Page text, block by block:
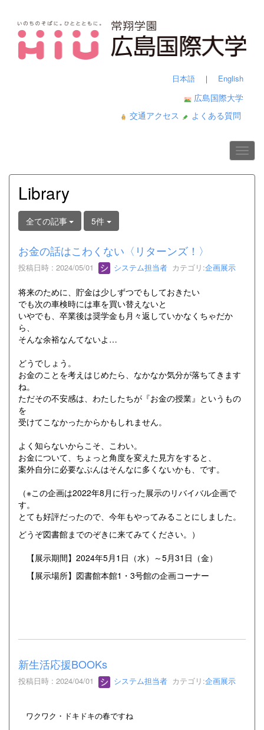
日本語 ｜ English
広島国際大学
交通アクセス
よくある質問
Library
全ての記事 5件
お金の話はこわくない〈リターンズ！〉
投稿日時 : 2024/05/01 システム担当者 カテゴリ:企画展示
将来のために、貯金は少しずつでもしておきたい
でも次の車検時には車を買い替えないと
いやでも、卒業後は奨学金も月々返していかなくちゃだか
ら、
そんな余裕なんてないよ…
どうでしょう。
お金のことを考えはじめたら、なかなか気分が落ちてきます
ね。
ただその不安感は、わたしたちが『お金の授業』というもの
を
受けてこなかったからかもしれません。
よく知らないからこそ、こわい。
お金について、ちょっと角度を変えた見方をすると、
案外自分に必要なぶんはそんなに多くないかも、です。
（※この企画は2022年8月に行った展示のリバイバル企画で
す。
とても好評だったので、今年もやってみることにしました。
どうぞ図書館までのぞきに来てみてください。）
【展示期間】2024年5月1日（水）～5月31日（金）
【展示場所】図書館本館1・3号館の企画コーナー
新生活応援BOOKs
投稿日時 : 2024/04/01 システム担当者 カテゴリ:企画展示
ワクワク・ドキドキの春ですね